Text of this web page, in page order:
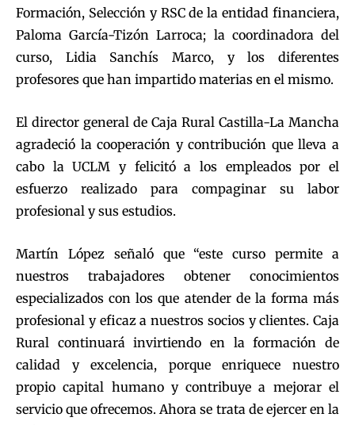
Formación, Selección y RSC de la entidad financiera,
Paloma García-Tizón Larroca; la coordinadora del
curso, Lidia Sanchís Marco, y los diferentes
profesores que han impartido materias en el mismo.
El director general de Caja Rural Castilla-La Mancha
agradeció la cooperación y contribución que lleva a
cabo la UCLM y felicitó a los empleados por el
esfuerzo realizado para compaginar su labor
profesional y sus estudios.
Martín López señaló que “este curso permite a
nuestros trabajadores obtener conocimientos
especializados con los que atender de la forma más
profesional y eficaz a nuestros socios y clientes. Caja
Rural continuará invirtiendo en la formación de
calidad y excelencia, porque enriquece nuestro
propio capital humano y contribuye a mejorar el
servicio que ofrecemos. Ahora se trata de ejercer en la